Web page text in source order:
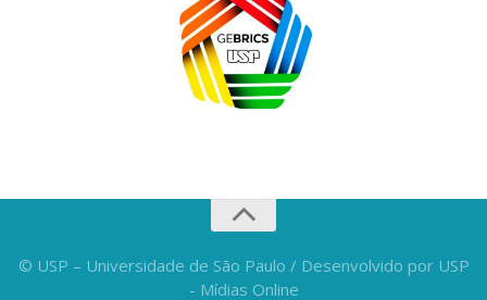
© USP – Universidade de São Paulo / Desenvolvido por USP
- Mídias Online